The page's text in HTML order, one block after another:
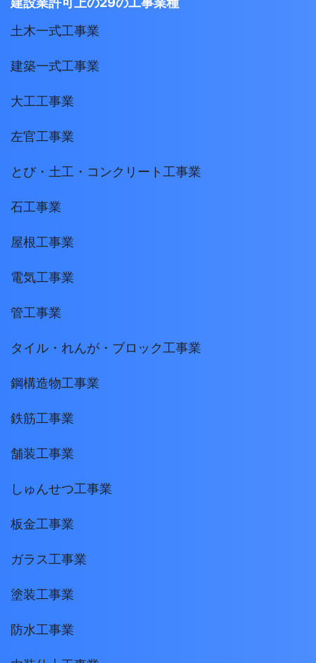
土木一式工事業
建築一式工事業
大工工事業
左官工事業
とび・土工・コンクリート工事業
石工事業
屋根工事業
電気工事業
管工事業
タイル・れんが・ブロック工事業
鋼構造物工事業
鉄筋工事業
舗装工事業
しゅんせつ工事業
板金工事業
ガラス工事業
塗装工事業
防水工事業